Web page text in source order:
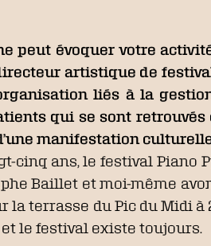
peut évoquer votre
artistique de
liés à la
qui se sont
manifestation
cinq ans, le festival Piano
Baillet et moi-même
la terrasse du Pic du Midi
le festival existe toujours.